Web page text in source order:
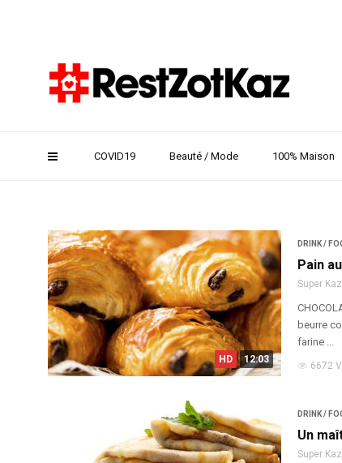
COVID19 Beauté / Mode 100% Maison
HD 12:03
DRINK /
Pain
Super
beurre
farine ...
6672
DRINK /
Un
Super